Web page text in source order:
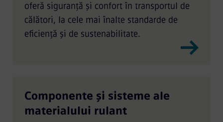
oferă siguranță și confort în transportul de
călători, la cele mai înalte standarde de
eficiență și de sustenabilitate.
Componente și sisteme ale
materialului rulant